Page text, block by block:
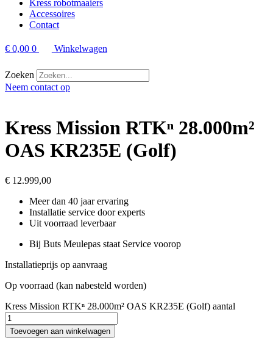
Kress robotmaaiers
Accessoires
Contact
€ 0,00 0 Winkelwagen
Zoeken
Neem contact op
Kress Mission RTKⁿ 28.000m²
OAS KR235E (Golf)
€ 12.999,00
Meer dan 40 jaar ervaring
Installatie service door experts
Uit voorraad leverbaar
Bij Buts Meulepas staat Service voorop
Installatieprijs op aanvraag
Op voorraad (kan nabesteld worden)
Kress Mission RTKⁿ 28.000m² OAS KR235E (Golf) aantal
Toevoegen aan winkelwagen